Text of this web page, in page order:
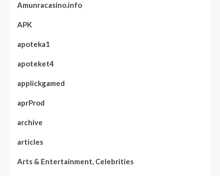
Amunracasino.info
APK
apoteka1
apoteket4
applickgamed
aprProd
archive
articles
Arts & Entertainment, Celebrities